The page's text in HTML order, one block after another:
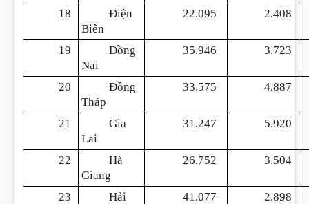
18
Điện
Biên
22.095 2.408
19
Đồng
Nai
35.946 3.723
20
Đồng
Tháp
33.575 4.887
21
Gia
Lai
31.247 5.920
22
Hà
Giang
26.752 3.504
23
Hải
41.077 2.898